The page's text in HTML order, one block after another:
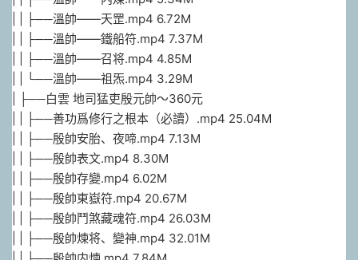
| | ├──溫帥——天罡.mp4 6.72M
| | ├──溫帥——鐵船符.mp4 7.37M
| | ├──溫帥——召将.mp4 4.85M
| | └──溫帥——祖炁.mp4 3.29M
| ├──白雲 地司猛吏殷元帥～360元
| | ├──善功爲修行之根本（必讀）.mp4 25.04M
| | ├──殷帥安胎、夜啼.mp4 7.13M
| | ├──殷帥表文.mp4 8.30M
| | ├──殷帥存變.mp4 6.02M
| | ├──殷帥東嶽符.mp4 20.67M
| | ├──殷帥鬥煞藏魂符.mp4 26.03M
| | ├──殷帥煉将、變神.mp4 32.01M